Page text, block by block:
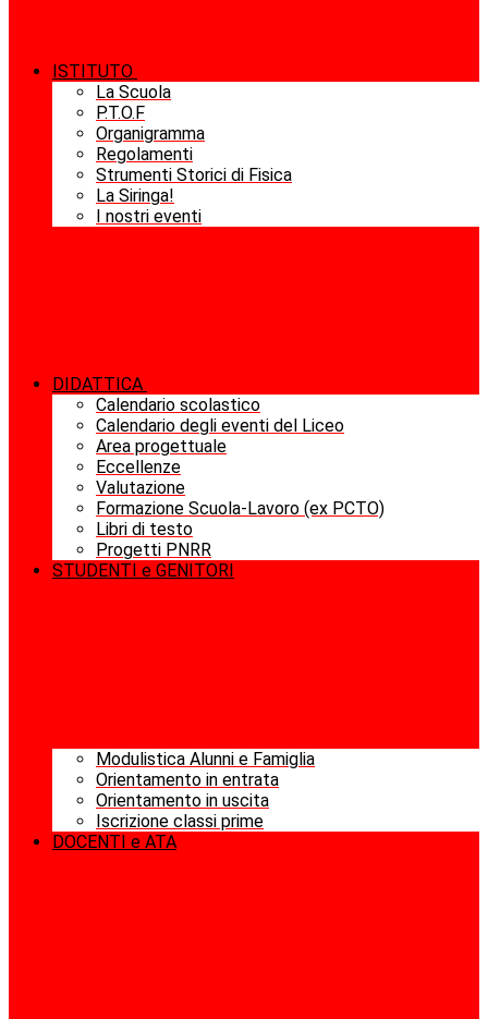
ISTITUTO
La Scuola
P.T.O.F
Organigramma
Regolamenti
Strumenti Storici di Fisica
La Siringa!
I nostri eventi
DIDATTICA
Calendario scolastico
Calendario degli eventi del Liceo
Area progettuale
Eccellenze
Valutazione
Formazione Scuola-Lavoro (ex PCTO)
Libri di testo
Progetti PNRR
STUDENTI e GENITORI
Modulistica Alunni e Famiglia
Orientamento in entrata
Orientamento in uscita
Iscrizione classi prime
DOCENTI e ATA